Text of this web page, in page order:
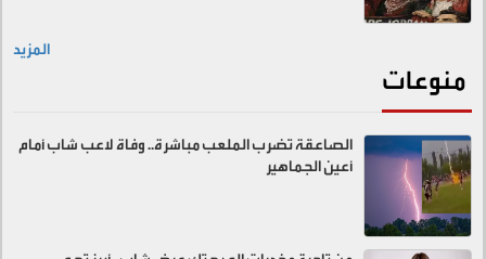
المزيد
منوعات
الصاعقة تضرب الملعب مباشرة.. وفاة لاعب شاب أمام
أعين الجماهير